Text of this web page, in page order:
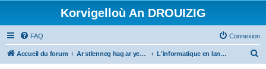
Korvigelloù An DROUIZIG
FAQ Connexion
Accueil du forum Ar stlenneg hag ar yezhoù bihan er bed a-bezh L'informatique en langues régionales et minoritaires